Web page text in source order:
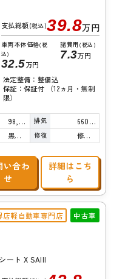
支払総額(税込)39.8万円
車両本体価格(税
込)
32.5万円
諸費用 (税込)
7.3万円
法定整備：整備込
保証：保証付 （12ヵ月・無制
限）
98,000km 排気 660cc
黒真珠 修復 修復歴無し
い合わ
せ
詳細はこち
ら
店軽自動車専門店 中古車
ート X SAIII